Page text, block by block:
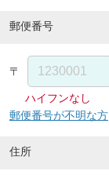
郵便番号
〒
ハイフンなし
郵便番号が不明な方
住所